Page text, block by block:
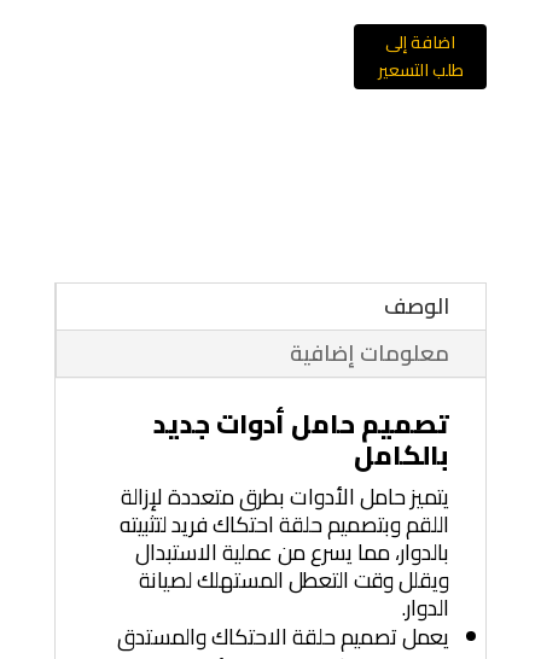
اضافة إلى
طلب التسعير
الوصف
معلومات إضافية
تصميم حامل أدوات جديد
بالكامل
يتميز حامل الأدوات بطرق متعددة لإزالة
اللقم وبتصميم حلقة احتكاك فريد لتثبيته
بالدوار، مما يسرع من عملية الاستبدال
ويقلل وقت التعطل المستهلك لصيانة
الدوار.
يعمل تصميم حلقة الاحتكاك والمستدق